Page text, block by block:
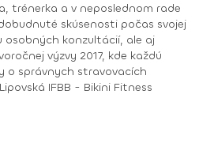
trénerka a v neposlednom rade
skúsenosti počas svojej
osobných konzultácií, ale aj
výzvy 2017, kde každú
o správnych stravovacích
FB: Denisa Lipovská IFBB - Bikini Fitness